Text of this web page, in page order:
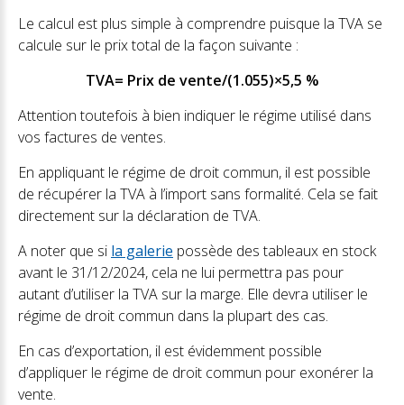
Le calcul est plus simple à comprendre puisque la TVA se
calcule sur le prix total de la façon suivante :
TVA= Prix de vente/(1.055)×5,5 %
Attention toutefois à bien indiquer le régime utilisé dans
vos factures de ventes.
En appliquant le régime de droit commun, il est possible
de récupérer la TVA à l’import sans formalité. Cela se fait
directement sur la déclaration de TVA.
A noter que si la galerie possède des tableaux en stock
avant le 31/12/2024, cela ne lui permettra pas pour
autant d’utiliser la TVA sur la marge. Elle devra utiliser le
régime de droit commun dans la plupart des cas.
En cas d’exportation, il est évidemment possible
d’appliquer le régime de droit commun pour exonérer la
vente.